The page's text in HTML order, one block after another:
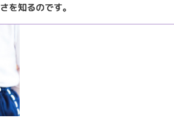
さを知るのです。